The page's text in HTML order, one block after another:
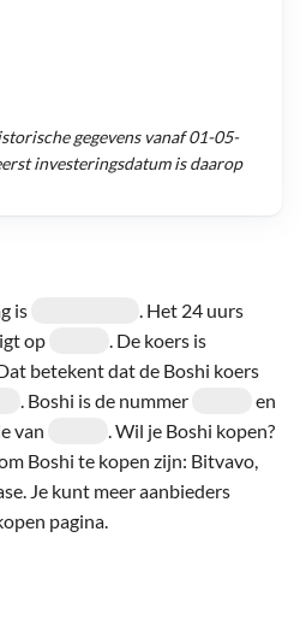
is
. Het 24 uurs
op
. De koers is
betekent dat de Boshi koers
. Boshi is de nummer
en
van
. Wil je Boshi kopen?
Boshi te kopen zijn: Bitvavo,
Je kunt meer aanbieders
pagina.
gegevens vanaf01-05-
investeringsdatum is daarop